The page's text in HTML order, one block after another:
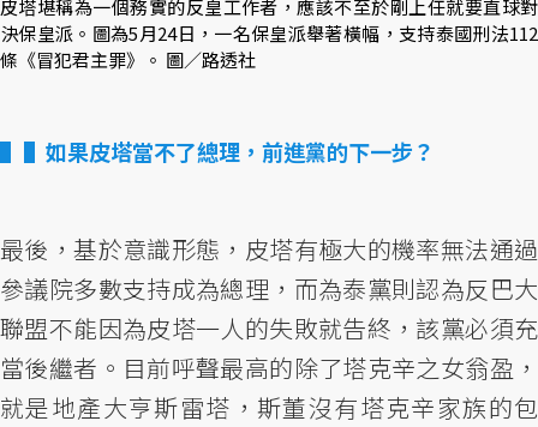
皮塔堪稱為一個務實的反皇工作者，應該不至於剛上任就要直球對
決保皇派。圖為5月24日，一名保皇派舉著橫幅，支持泰國刑法112
條《冒犯君主罪》。 圖／路透社
▌如果皮塔當不了總理，前進黨的下一步？
最後，基於意識形態，皮塔有極大的機率無法通過
參議院多數支持成為總理，而為泰黨則認為反巴大
聯盟不能因為皮塔一人的失敗就告終，該黨必須充
當後繼者。目前呼聲最高的除了塔克辛之女翁盈，
就是地產大亨斯雷塔，斯董沒有塔克辛家族的包